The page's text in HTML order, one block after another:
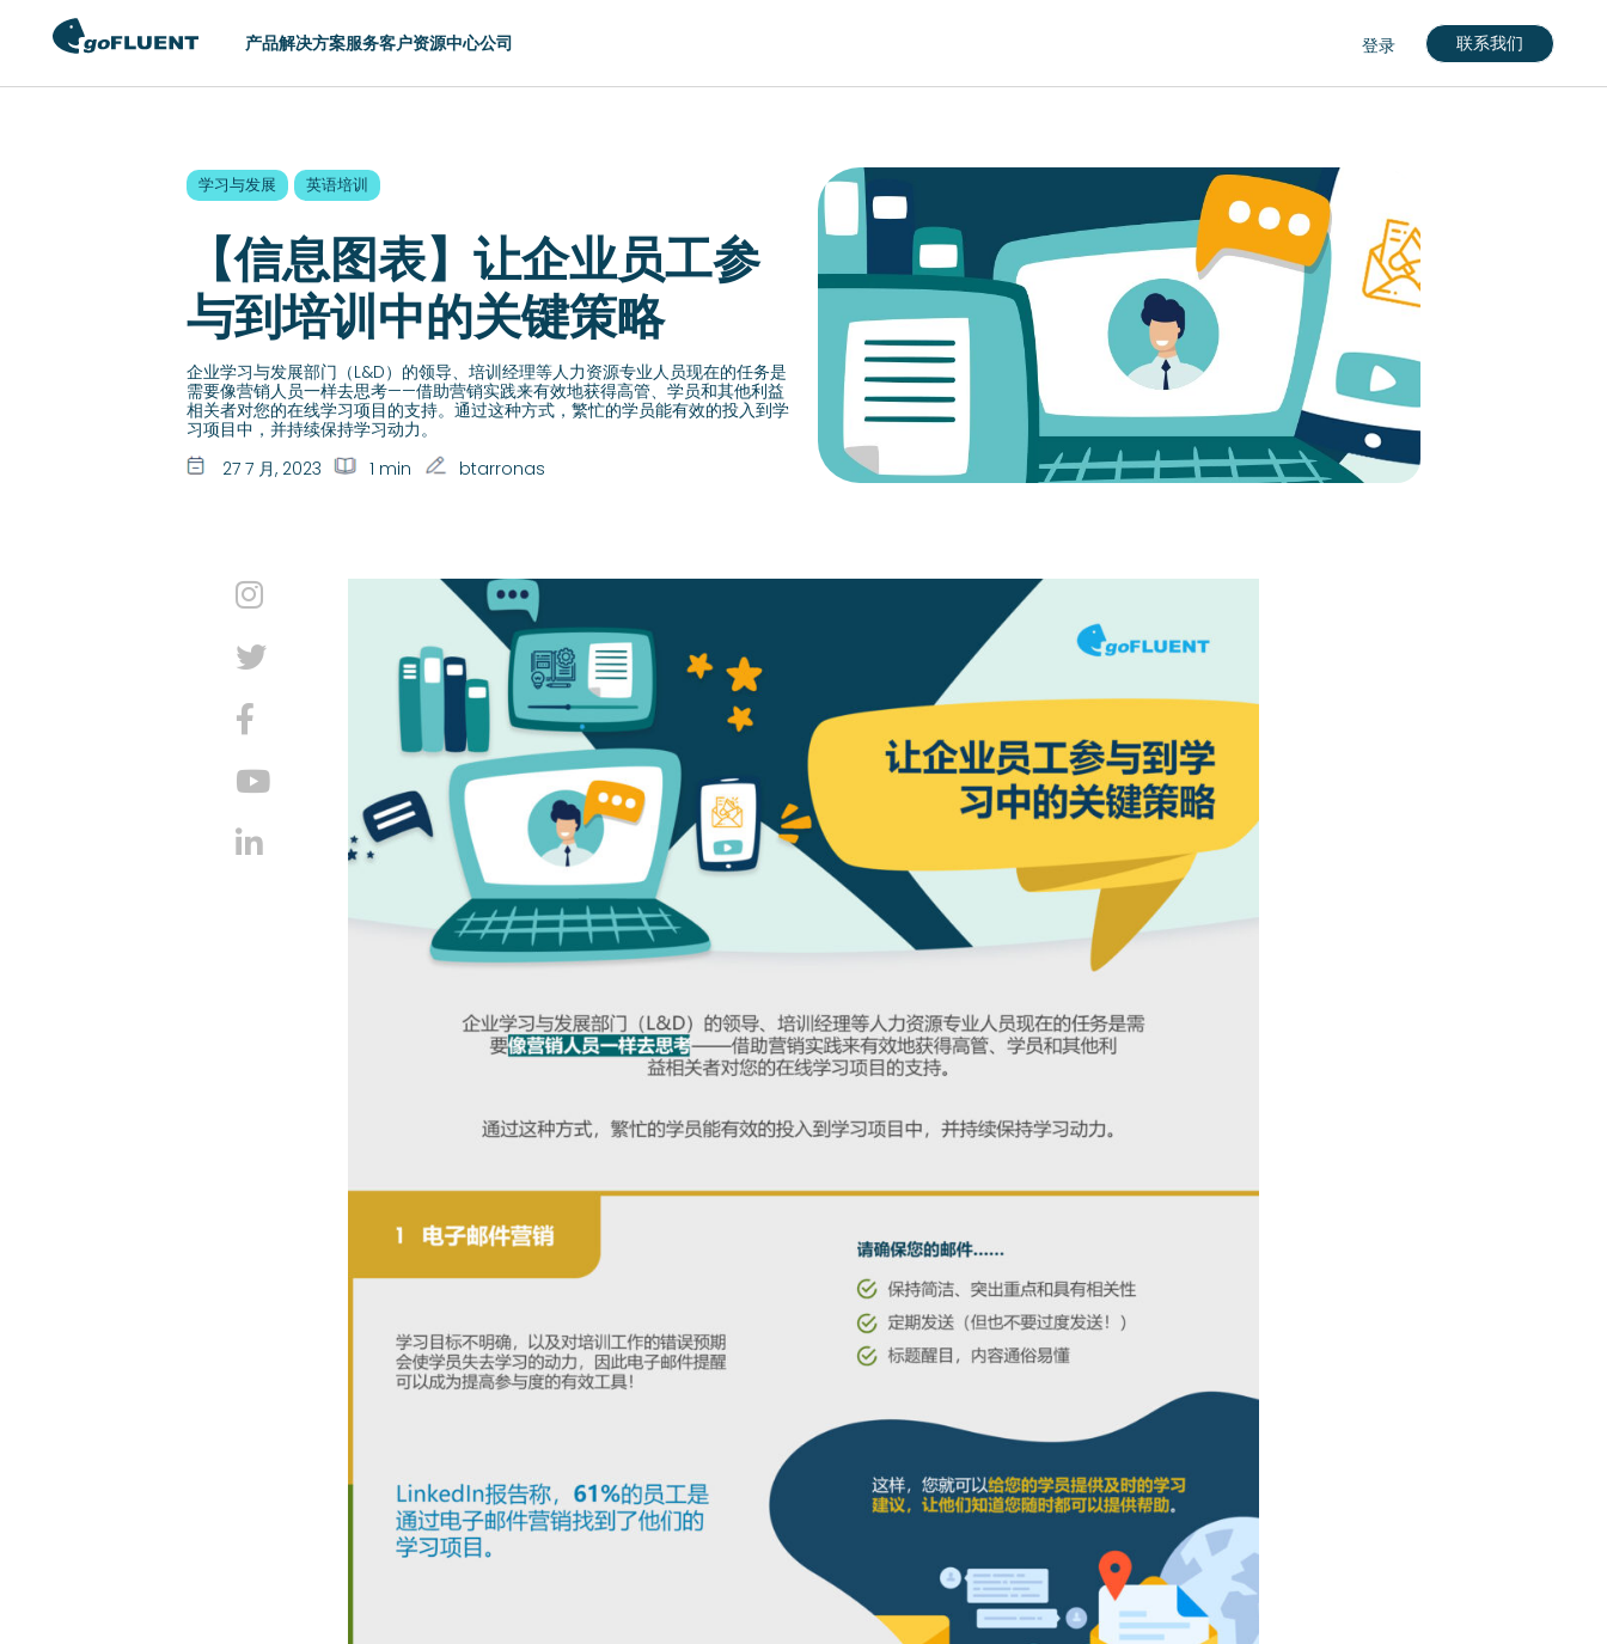
产品解决方案服务客户资源中心公司
United States (English)
Argentina (Español)
Brasil (Português)
Chile (Español)
Colombia (Español)
México (Español)
Hong Kong (English)
Indonesia (English)
Philippines (English)
Singapore (English)
中国 (简体中文)
日本 (日本語)
EUROPE, MIDDLE EAST & AFRICA
Česká republika (English)
Deutschland (Deutsch)
España (Español)
France (Français)
Italia (Italiano)
Maurice (Français)
Polska (English)
Romania (English)
Россия (Русский)
United Kingdom (English)
Türkiye (Türkçe)
Suisse (Français)
Slovensko (English)
登录 联系我们
学习与发展 英语培训
【信息图表】让企业员工参
与到培训中的关键策略
企业学习与发展部门（L&D）的领导、培训经理等人力资源专业人员现在的任务是
需要像营销人员一样去思考——借助营销实践来有效地获得高管、学员和其他利益
相关者对您的在线学习项目的支持。通过这种方式，繁忙的学员能有效的投入到学
习项目中，并持续保持学习动力。
27 7 月, 2023
1 min btarronas